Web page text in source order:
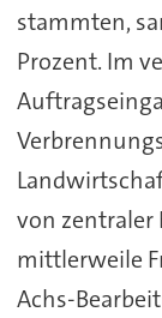
stammten,
Prozent. Im
von zentraler
mittlerweile
Achs-